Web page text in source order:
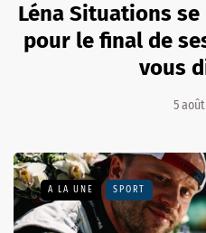
Léna Situations se
pour le final de
vous
5
A LA UNE SPORT